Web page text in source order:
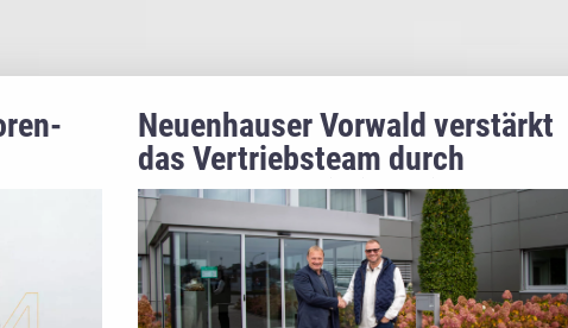
Neuenhauser Vorwald verstärkt
das Vertriebsteam durch
Branchenspezialist Oliver Funk